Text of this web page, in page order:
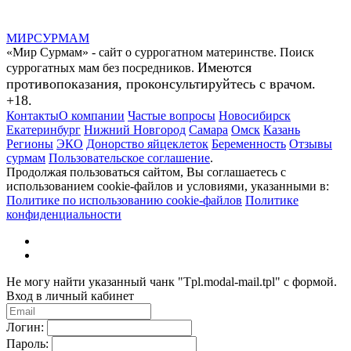
МИРСУРМАМ
«Мир Сурмам» - сайт о суррогатном материнстве. Поиск
суррогатных мам без посредников. Имеются
противопоказания, проконсультируйтесь с врачом.
+18.
КонтактыО компании Частые вопросы Новосибирск
Екатеринбург Нижний Новгород Самара Омск Казань
Регионы ЭКО Донорство яйцеклеток Беременность Отзывы
сурмам Пользовательское соглашение.
Продолжая пользоваться сайтом, Вы соглашаетесь с
использованием cookie-файлов и условиями, указанными в:
Политике по использованию cookie-файлов Политике
конфиденциальности
Не могу найти указанный чанк "Tpl.modal-mail.tpl" с формой.
Вход в личный кабинет
Логин:
Пароль: